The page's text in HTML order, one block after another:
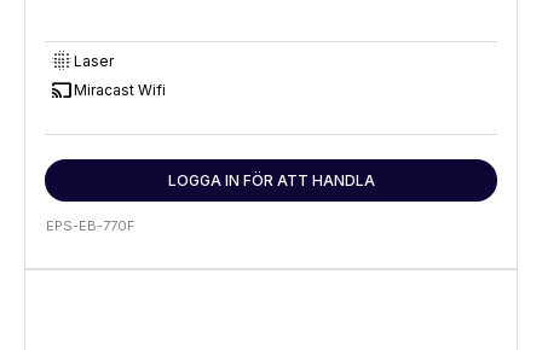
lens_blurLaser
castMiracast Wifi
LOGGA IN FÖR ATT HANDLA
EPS-EB-770F